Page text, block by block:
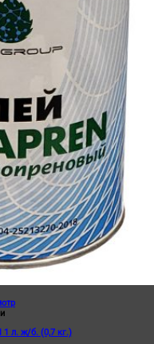
1 л. ж/б. (0,7 кг.)